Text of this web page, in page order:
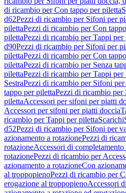
di ricambio per Con tappo per piletta
d62Pezzi di ricambio per Sifoni per
pilettaPezzi di ricambio per Con
pilettaPezzi di ricambio per Tappi per
d90Pezzi di ricambio per Sifoni per
pilettaPezzi di ricambio per Con
pilettaPezzi di ricambio per Senza
pilettaPezzi di ricambio per Tappi per
SestraPezzi di ricambio per Sifoni per
tappo per pilettaPezzi di ricambio per
pilettaAccessori per sifoni per piatti
Accessori per sifoni per piatti doccia
ricambio per Tappi per pilettaScarichi
d52Pezzi di ricambio per Sifoni per
azionamento a rotazionePezzi di
rotazioneAccessori di completamento
rotazionePezzi di ricambio per
azionamento a rotazioneCon
al troppopienoPezzi di ricambio per
erogazione al troppopienoAccessori